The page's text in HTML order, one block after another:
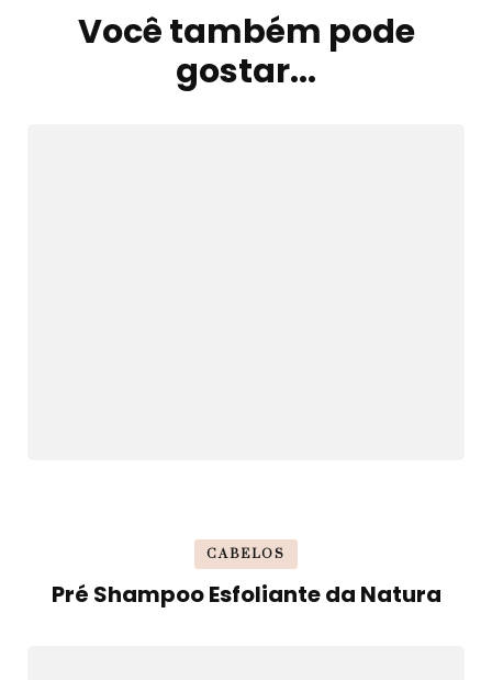
Você também pode
gostar...
CABELOS
Pré Shampoo Esfoliante da Natura